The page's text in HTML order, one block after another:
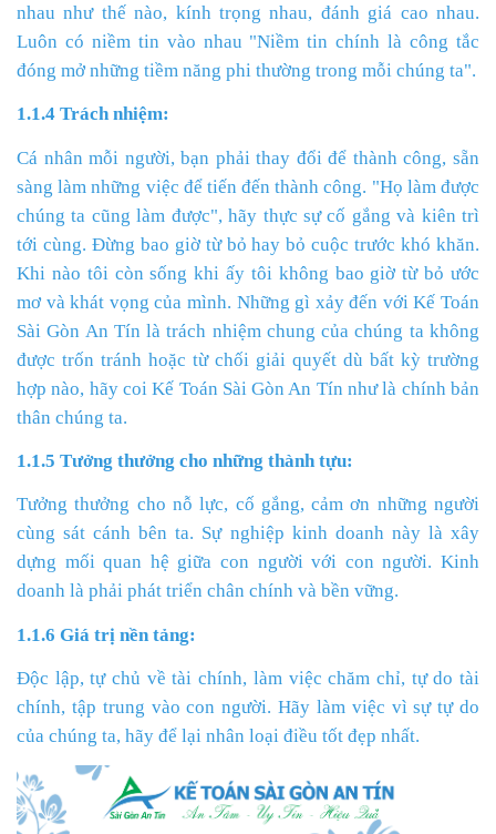
nhau như thế nào, kính trọng nhau, đánh giá cao nhau.
Luôn có niềm tin vào nhau "Niềm tin chính là công tắc
đóng mở những tiềm năng phi thường trong mỗi chúng ta".
1.1.4 Trách nhiệm:
Cá nhân mỗi người, bạn phải thay đổi để thành công, sẵn
sàng làm những việc để tiến đến thành công. "Họ làm được
chúng ta cũng làm được", hãy thực sự cố gắng và kiên trì
tới cùng. Đừng bao giờ từ bỏ hay bỏ cuộc trước khó khăn.
Khi nào tôi còn sống khi ấy tôi không bao giờ từ bỏ ước
mơ và khát vọng của mình. Những gì xảy đến với Kế Toán
Sài Gòn An Tín là trách nhiệm chung của chúng ta không
được trốn tránh hoặc từ chối giải quyết dù bất kỳ trường
hợp nào, hãy coi Kế Toán Sài Gòn An Tín như là chính bản
thân chúng ta.
1.1.5 Tưởng thưởng cho những thành tựu:
Tưởng thưởng cho nỗ lực, cố gắng, cảm ơn những người
cùng sát cánh bên ta. Sự nghiệp kinh doanh này là xây
dựng mối quan hệ giữa con người với con người. Kinh
doanh là phải phát triển chân chính và bền vững.
1.1.6 Giá trị nền tảng:
Độc lập, tự chủ về tài chính, làm việc chăm chỉ, tự do tài
chính, tập trung vào con người. Hãy làm việc vì sự tự do
của chúng ta, hãy để lại nhân loại điều tốt đẹp nhất.